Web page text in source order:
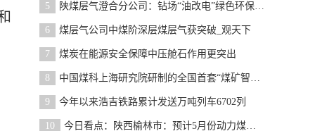
5 陕煤层气澄合分公司：钻场“油改电”绿色环保又高效
6 煤层气公司中煤阶深层煤层气获突破_观天下
7 煤炭在能源安全保障中压舱石作用更突出
8 中国煤科上海研究院研制的全国首套“煤矿智能化培训
9 今年以来浩吉铁路累计发送万吨列车6702列
10 今日看点：陕西榆林市：预计5月份动力煤市场价格或